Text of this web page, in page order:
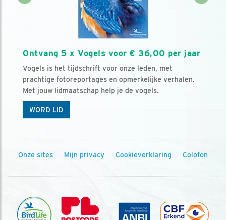
Ontvang 5 x Vogels voor € 36,00 per jaar
Vogels is het tijdschrift voor onze leden, met
prachtige fotoreportages en opmerkelijke verhalen.
Met jouw lidmaatschap help je de vogels.
WORD LID
Onze sites Mijn privacy Cookieverklaring Colofon